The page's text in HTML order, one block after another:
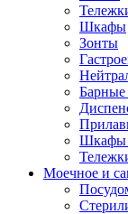
Шкафы
Зонты
Барные
Шкафы
Моечное и